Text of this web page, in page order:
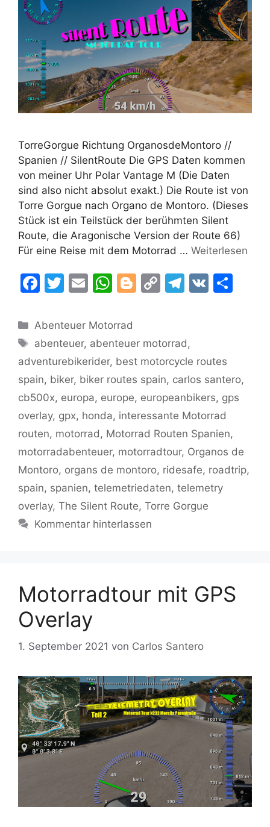
TorreGorgue Richtung OrganosdeMontoro //
Spanien // SilentRoute Die GPS Daten kommen
von meiner Uhr Polar Vantage M (Die Daten
sind also nicht absolut exakt.) Die Route ist von
Torre Gorgue nach Organo de Montoro. (Dieses
Stück ist ein Teilstück der berühmten Silent
Route, die Aragonische Version der Route 66)
Für eine Reise mit dem Motorrad … Weiterlesen
F
c
e
b
o
o
k
T
itt
er
E
ai
l
W
at
s
A
p
p
Bl
g
er
C
y
Li
n
k
T
gr
a
m
V
Kategorien
Abenteuer Motorrad
Schlagwörter
abenteuer, abenteuer motorrad,
adventurebikerider, best motorcycle routes
spain, biker, biker routes spain, carlos santero,
cb500x, europa, europe, europeanbikers, gps
overlay, gpx, honda, interessante Motorrad
routen, motorrad, Motorrad Routen Spanien,
motorradabenteuer, motorradtour, Organos de
Montoro, organs de montoro, ridesafe, roadtrip,
spain, spanien, telemetriedaten, telemetry
overlay, The Silent Route, Torre Gorgue
Kommentar hinterlassen
Motorradtour mit GPS
Overlay
1. September 2021 von Carlos Santero